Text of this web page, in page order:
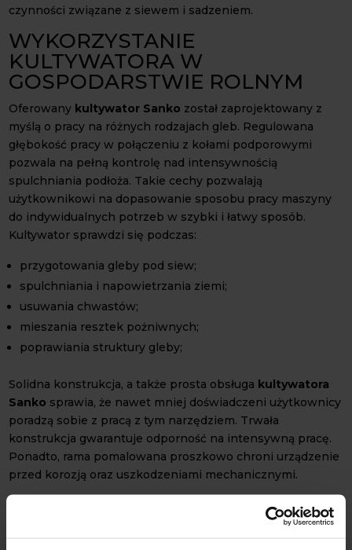
czynności związane z siewem i sadzeniem.
WYKORZYSTANIE
KULTYWATORA W
GOSPODARSTWIE ROLNYM
Oferowany kultywator Sanko został zaprojektowany z
myślą o pracy na różnych rodzajach gleb. Regulowana
głębokość pracy w połączeniu z kołami podporowymi
pozwala na pełną kontrolę nad intensywnością
spulchniania podłoża. Takie cechy pozwalają
użytkownikowi na dopasowanie sposobu pracy maszyny
do indywidualnych potrzeb w szybki i łatwy sposób.
Kultywator sprawdzi się podczas:
przygotowania gleby pod siew;
spulchniania i napowietrzania ziemi;
usuwania chwastów;
mieszania resztek pożniwnych;
poprawiania struktury gleby;
Solidna konstrukcja, a także prosta obsługa kultywatora
Sanko sprawia, że nawet mniej doświadczeni użytkownicy
poradzą sobie z pracą z tym narzędziem. Trwała
konstrukcja gwarantuje odporność na intensywną pracę.
Ponadto, rama pomalowana proszkowo chroni urządzenie
przed korozją oraz uszkodzeniami mechanicznymi.
Mocowanie odbywa się na TUZ I kategorii, co umożliwia
szybkie i bezproblemowe podłączenie kultywatora do